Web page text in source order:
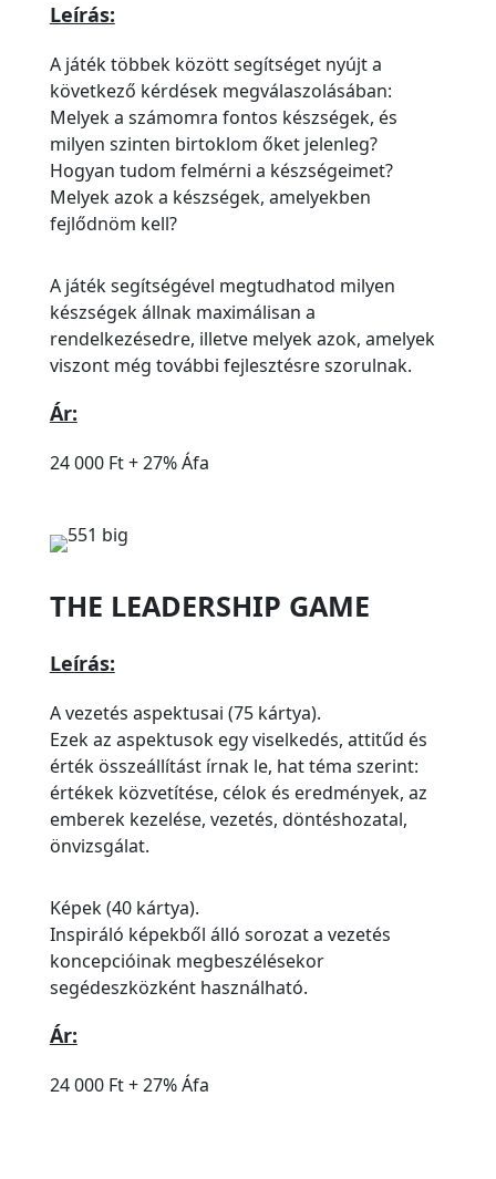
Leírás:
A játék többek között segítséget nyújt a
következő kérdések megválaszolásában:
Melyek a számomra fontos készségek, és
milyen szinten birtoklom őket jelenleg?
Hogyan tudom felmérni a készségeimet?
Melyek azok a készségek, amelyekben
fejlődnöm kell?
A játék segítségével megtudhatod milyen
készségek állnak maximálisan a
rendelkezésedre, illetve melyek azok, amelyek
viszont még további fejlesztésre szorulnak.
Ár:
24 000 Ft + 27% Áfa
THE LEADERSHIP GAME
Leírás:
A vezetés aspektusai (75 kártya).
Ezek az aspektusok egy viselkedés, attitűd és
érték összeállítást írnak le, hat téma szerint:
értékek közvetítése, célok és eredmények, az
emberek kezelése, vezetés, döntéshozatal,
önvizsgálat.
Képek (40 kártya).
Inspiráló képekből álló sorozat a vezetés
koncepcióinak megbeszélésekor
segédeszközként használható.
Ár:
24 000 Ft + 27% Áfa